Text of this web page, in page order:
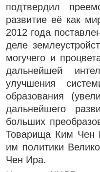
подтвердил
развитие её как
2012 года
деле
могучего и
дальнейшей
улучшения
образования
дальнейшего
больших
Товарища Ким Чен
им политики
Чен Ира.